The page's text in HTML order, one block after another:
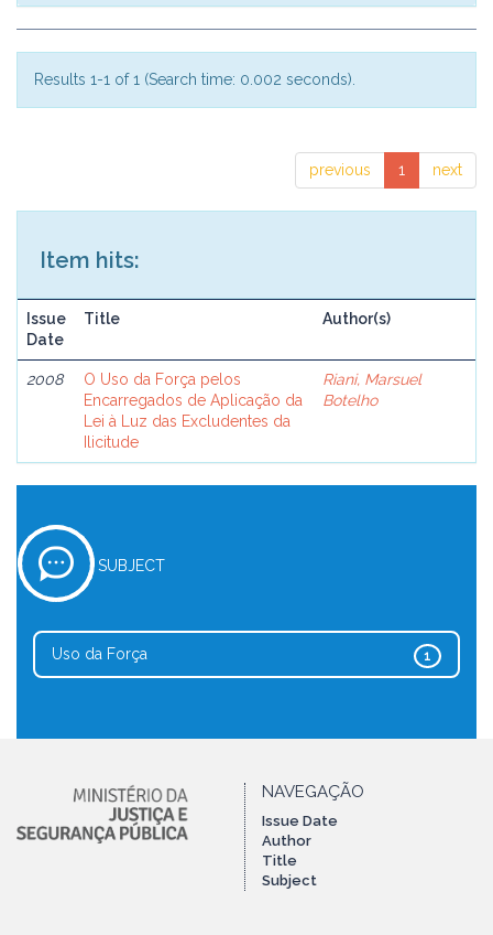
Results 1-1 of 1 (Search time: 0.002 seconds).
previous 1 next
Item hits:
Issue
Date
Title Author(s)
2008
O Uso da Força pelos
Encarregados de Aplicação da
Lei à Luz das Excludentes da
Ilicitude
Riani, Marsuel
Botelho
SUBJECT
1
Uso da Força
NAVEGAÇÃO
Issue Date
Author
Title
Subject